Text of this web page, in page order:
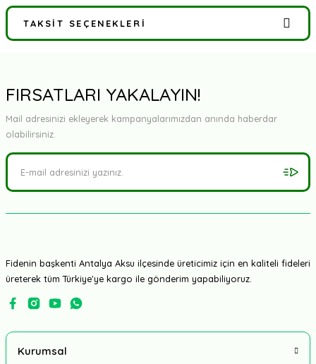
Bu ürüne ilk yorumu siz yapın!
TAKSIT SEÇENEKLERI
FIRSATLARI YAKALAYIN!
Mail adresinizi ekleyerek kampanyalarımızdan anında haberdar
olabilirsiniz.
Fidenin başkenti Antalya Aksu ilçesinde üreticimiz için en kaliteli fideleri
üreterek tüm Türkiye'ye kargo ile gönderim yapabiliyoruz.
Kurumsal